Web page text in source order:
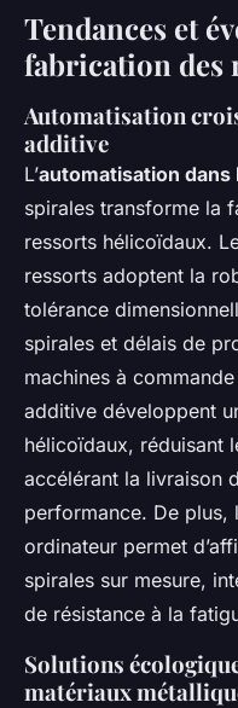
Tendances et
fabrication des
Automatisation
additive
L’automatisation
spirales transforme la
ressorts hélicoïdaux.
ressorts adoptent la
tolérance
spirales et délais de
machines à
additive développent
hélicoïdaux, réduisant
accélérant la livraison
performance. De plus,
ordinateur permet
spirales sur mesure,
de résistance à la
Solutions
matériaux